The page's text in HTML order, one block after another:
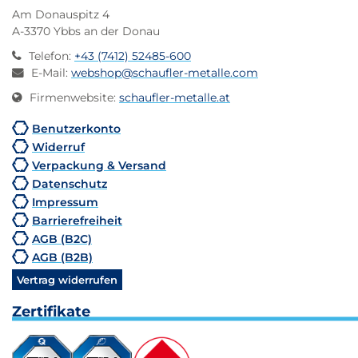
Am Donauspitz 4
A-3370 Ybbs an der Donau
Telefon: +43 (7412) 52485-600
E-Mail: webshop@schaufler-metalle.com
Firmenwebsite: schaufler-metalle.at
Benutzerkonto
Widerruf
Verpackung & Versand
Datenschutz
Impressum
Barrierefreiheit
AGB (B2C)
AGB (B2B)
Vertrag widerrufen
Zertifikate